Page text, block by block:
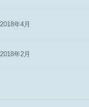
2018年4月
2018年2月